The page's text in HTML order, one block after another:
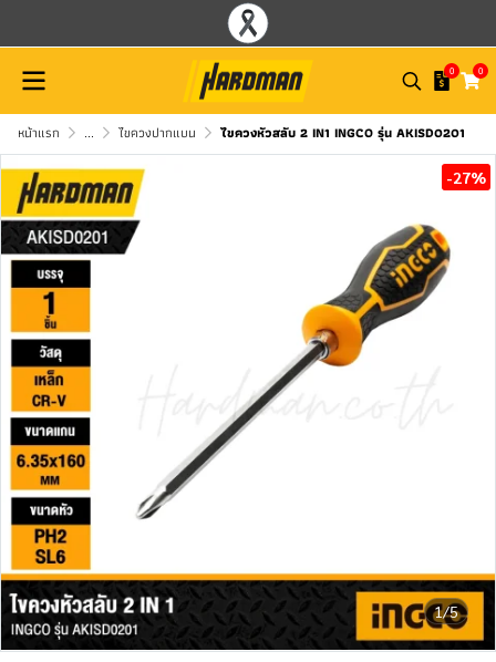
0 0
หน้าแรก ... ไขควงปากแบน ไขควงหัวสลับ 2 IN1 INGCO รุ่น AKISD0201
1/5
-27%